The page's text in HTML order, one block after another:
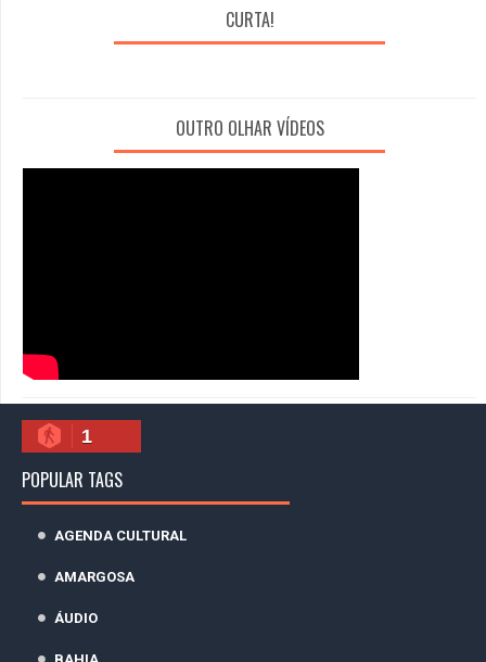
CURTA!
OUTRO OLHAR VÍDEOS
1
POPULAR TAGS
AGENDA CULTURAL
AMARGOSA
ÁUDIO